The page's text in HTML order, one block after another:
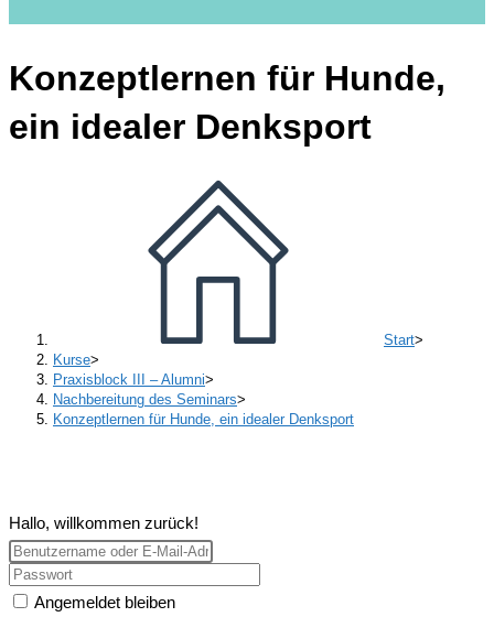
Konzeptlernen für Hunde,
ein idealer Denksport
Start>
Kurse>
Praxisblock III – Alumni>
Nachbereitung des Seminars>
Konzeptlernen für Hunde, ein idealer Denksport
Hallo, willkommen zurück!
Angemeldet bleiben